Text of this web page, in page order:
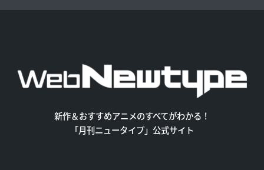
新作＆おすすめアニメのすべてがわかる！
「月刊ニュータイプ」公式サイト